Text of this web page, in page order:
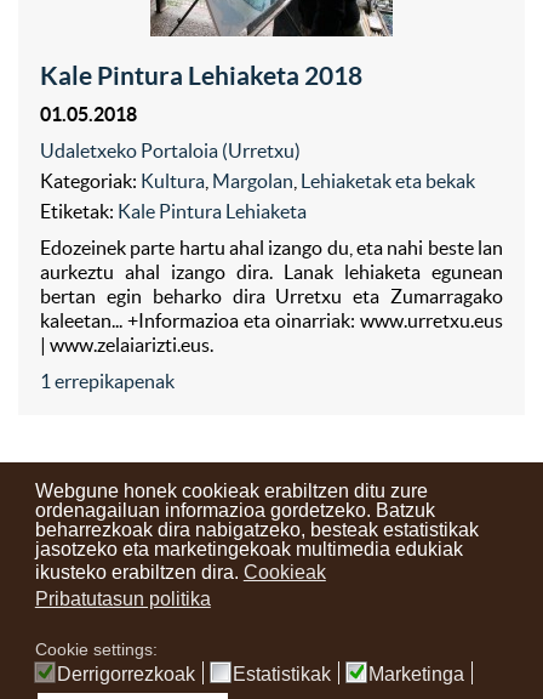
Webgune honek cookieak erabiltzen ditu zure
ordenagailuan informazioa gordetzeko. Batzuk
beharrezkoak dira nabigatzeko, besteak estatistikak
jasotzeko eta marketingekoak multimedia edukiak
ikusteko erabiltzen dira. Cookieak
Pribatutasun politika
Cookie settings:
Derrigorrezkoak Estatistikak Marketinga
Kale Pintura Lehiaketa 2018
01.05.2018
Udaletxeko Portaloia (Urretxu)
Kategoriak: Kultura Margolan Lehiaketak eta bekak
Etiketak: Kale Pintura Lehiaketa
Edozeinek parte hartu ahal izango du, eta nahi beste lan
aurkeztu ahal izango dira. Lanak lehiaketa egunean
bertan egin beharko dira Urretxu eta Zumarragako
kaleetan... +Informazioa eta oinarriak: www.urretxu.eus
| www.zelaiarizti.eus.
1 errepikapenak
Kontaktuak Erabilera baldintzak Lege oharra
Berriak
Zure iritzia